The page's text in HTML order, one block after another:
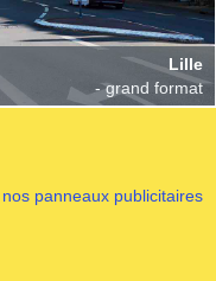
Lille
- grand format
panneaux publicitaires